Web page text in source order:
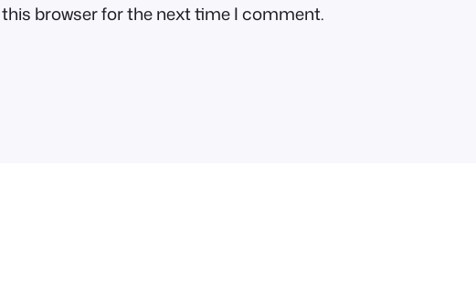
browser for the next time I comment.